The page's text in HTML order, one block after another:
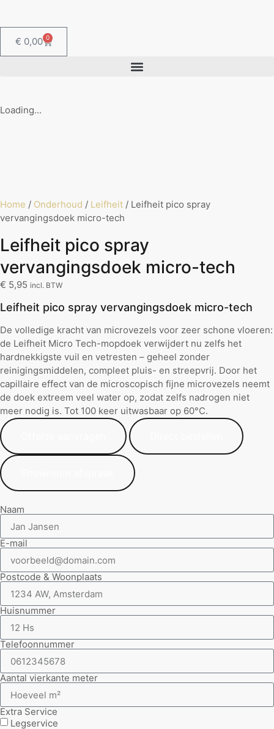
€ 0,00 0
Loading...
Home / Onderhoud / Leifheit / Leifheit pico spray
vervangingsdoek micro-tech
Leifheit pico spray
vervangingsdoek micro-tech
€ 5,95 incl. BTW
Leifheit pico spray vervangingsdoek micro-tech
De volledige kracht van microvezels voor zeer schone vloeren:
de Leifheit Micro Tech-mopdoek verwijdert nu zelfs het
hardnekkigste vuil en vetresten – geheel zonder
reinigingsmiddelen, compleet pluis- en streepvrij. Door het
capillaire effect van de microscopisch fijne microvezels neemt
de doek extreem veel water op, zodat zelfs nadrogen niet
meer nodig is. Tot 100 keer uitwasbaar op 60°C.
Naam
E-mail
Postcode & Woonplaats
Huisnummer
Telefoonnummer
Aantal vierkante meter
Extra Service
Legservice